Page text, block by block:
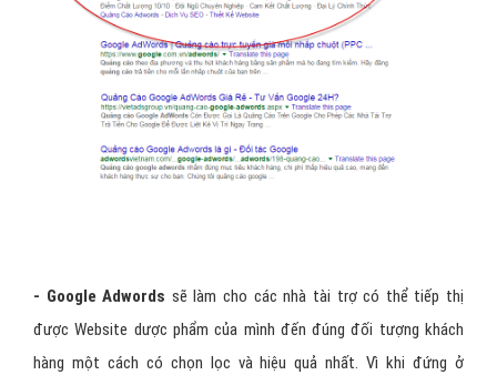
- Google Adwords sẽ làm cho các nhà tài trợ có thể tiếp thị
được Website dược phẩm của mình đến đúng đối tượng khách
hàng một cách có chọn lọc và hiệu quả nhất. Vì khi đứng ở